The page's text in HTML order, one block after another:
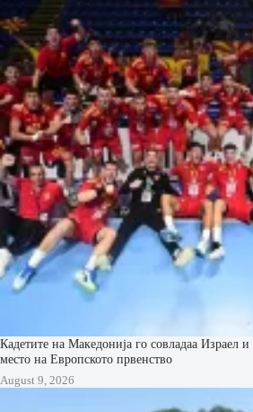
Кадетите на Македонија го совладаа Израел и
место на Европското првенство
August 9, 2026